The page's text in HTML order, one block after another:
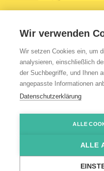
Tel:06261 - 88-0
Top Themen
Teilhabe & Assistenz
Altenpflege
Bildung & Ausbildung
Produkte & Services
HinSchG-/LkSG-Hinweis JoDi
© 2026 Johannes-Diakonie
Wir verwenden
Wir setzen Cookies ein, um
analysieren, einschließlich
der Suchbegriffe, und Ihnen
angepasste Informationen
Datenschutzerklärung
ALLE
ALLE